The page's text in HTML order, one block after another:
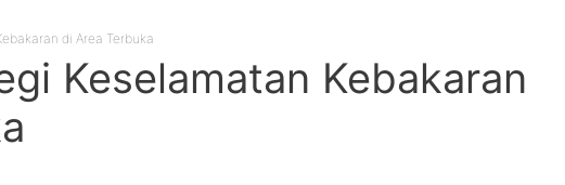
di Area Terbuka
Keselamatan Kebakaran